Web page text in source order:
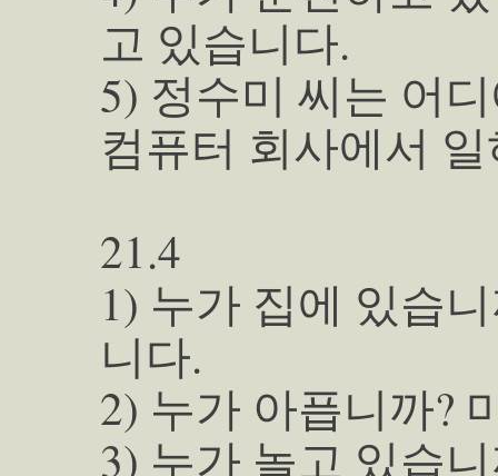
고 있습니다.
5) 정수미 씨는 어
컴퓨터 회사에서
21.4
1) 누가 집에 있습
니다.
2) 누가 아픕니까?
3) 누가 놀고 있습